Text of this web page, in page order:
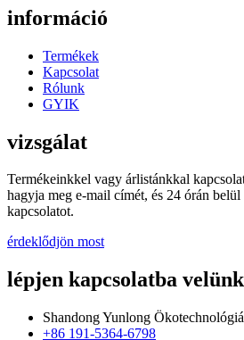
információ
Termékek
Kapcsolat
Rólunk
GYIK
vizsgálat
Termékeinkkel vagy árlistánkkal
hagyja meg e-mail címét, és 24 órán
kapcsolatot.
érdeklődjön most
lépjen kapcsolatba velünk
Shandong Yunlong
+86 191-5364-6798